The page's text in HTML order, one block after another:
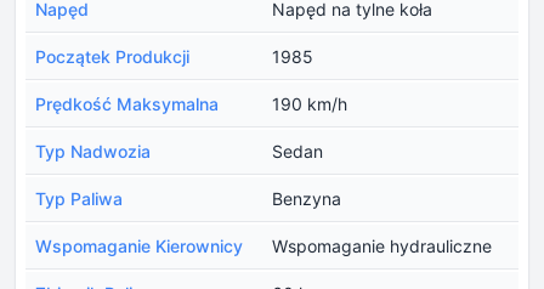
Napęd Napęd na tylne koła
Początek Produkcji 1985
Prędkość Maksymalna 190 km/h
Typ Nadwozia Sedan
Typ Paliwa Benzyna
Wspomaganie Kierownicy Wspomaganie hydrauliczne